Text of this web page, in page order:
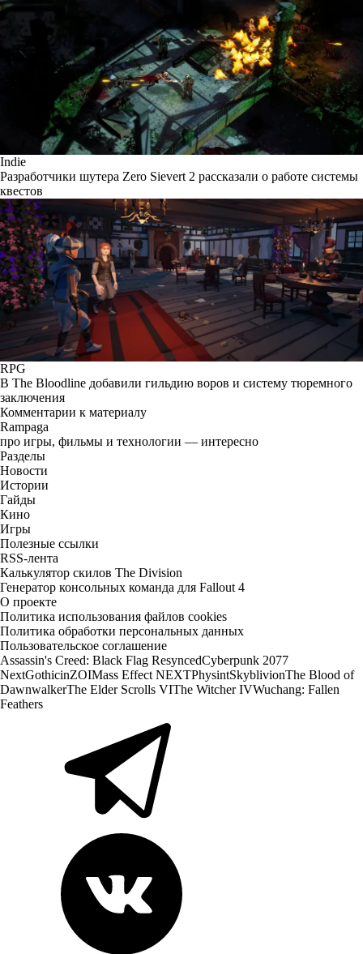
Indie
Разработчики шутера Zero Sievert 2 рассказали о работе системы
квестов
RPG
В The Bloodline добавили гильдию воров и систему тюремного
заключения
Комментарии к материалу
Rampaga
про игры, фильмы и технологии — интересно
Разделы
Новости
Истории
Гайды
Кино
Игры
Полезные ссылки
RSS-лента
Калькулятор скилов The Division
Генератор консольных команда для Fallout 4
О проекте
Политика использования файлов cookies
Политика обработки персональных данных
Пользовательское соглашение
Assassin's Creed: Black Flag ResyncedCyberpunk 2077
NextGothicinZOIMass Effect NEXTPhysintSkyblivionThe Blood of
DawnwalkerThe Elder Scrolls VIThe Witcher IVWuchang: Fallen
Feathers